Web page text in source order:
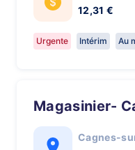
12,31 €
Urgente Intérim Au
Magasinier-
Cagnes-